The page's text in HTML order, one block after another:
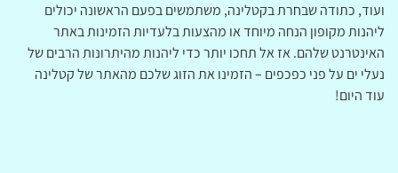
ועוד, כתודה שבחרת בקטלינה, משתמשים בפעם הראשונה יכולים
ליהנות מקופון הנחה מיוחד או מהצעות בלעדיות הזמינות באתר
האינטרנט שלהם. אז אל תחכו יותר כדי ליהנות מהיתרונות הרבים של
נעלי ים על פני כפכפים – הזמינו את הזוג שלכם מהאתר של קטלינה
עוד היום!